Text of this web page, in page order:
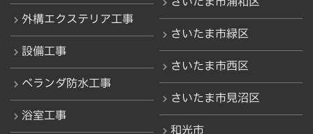
外構エクステリア工事
設備工事
ベランダ防水工事
浴室工事
さいたま市緑区
さいたま市西区
さいたま市見沼区